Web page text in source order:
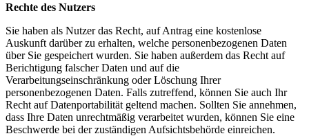
Rechte des Nutzers
Sie haben als Nutzer das Recht, auf Antrag eine kostenlose
Auskunft darüber zu erhalten, welche personenbezogenen Daten
über Sie gespeichert wurden. Sie haben außerdem das Recht auf
Berichtigung falscher Daten und auf die
Verarbeitungseinschränkung oder Löschung Ihrer
personenbezogenen Daten. Falls zutreffend, können Sie auch Ihr
Recht auf Datenportabilität geltend machen. Sollten Sie annehmen,
dass Ihre Daten unrechtmäßig verarbeitet wurden, können Sie eine
Beschwerde bei der zuständigen Aufsichtsbehörde einreichen.